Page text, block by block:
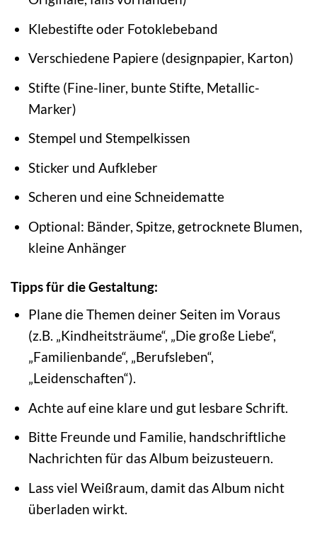
Klebestifte oder Fotoklebeband
Verschiedene Papiere (designpapier, Karton)
Stifte (Fine-liner, bunte Stifte, Metallic-
Marker)
Stempel und Stempelkissen
Sticker und Aufkleber
Scheren und eine Schneidematte
Optional: Bänder, Spitze, getrocknete Blumen,
kleine Anhänger
Tipps für die Gestaltung:
Plane die Themen deiner Seiten im Voraus
(z.B. „Kindheitsträume“, „Die große Liebe“,
„Familienbande“, „Berufsleben“,
„Leidenschaften“).
Achte auf eine klare und gut lesbare Schrift.
Bitte Freunde und Familie, handschriftliche
Nachrichten für das Album beizusteuern.
Lass viel Weißraum, damit das Album nicht
überladen wirkt.